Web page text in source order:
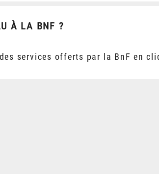
À LA BNF ?
services offerts par la BnF en